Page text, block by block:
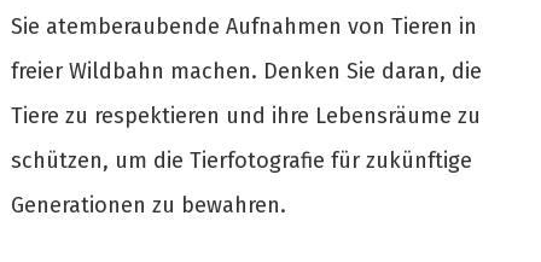
Sie atemberaubende Aufnahmen von Tieren in
freier Wildbahn machen. Denken Sie daran, die
Tiere zu respektieren und ihre Lebensräume zu
schützen, um die Tierfotografie für zukünftige
Generationen zu bewahren.